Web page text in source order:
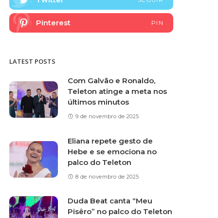
Pinterest PIN
LATEST POSTS
Com Galvão e Ronaldo,
Teleton atinge a meta nos
últimos minutos
9 de novembro de 2025
Eliana repete gesto de
Hebe e se emociona no
palco do Teleton
8 de novembro de 2025
Duda Beat canta “Meu
Pisêro” no palco do Teleton